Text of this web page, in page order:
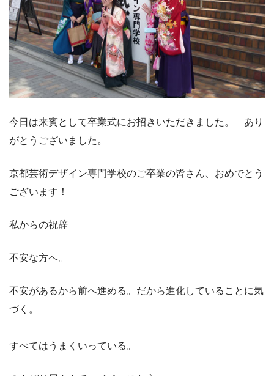
今日は来賓として卒業式にお招きいただきました。 あり
がとうございました。
京都芸術デザイン専門学校のご卒業の皆さん、おめでとう
ございます！
私からの祝辞
不安な方へ。
不安があるから前へ進める。だから進化していることに気
づく。
すべてはうまくいっている。